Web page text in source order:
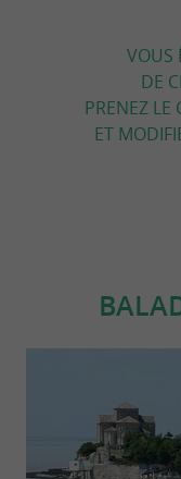
VOUS
DE
PRENEZ LE
ET